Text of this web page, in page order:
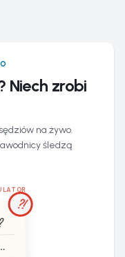
Niech zrobi
na żywo.
śledzą
?!